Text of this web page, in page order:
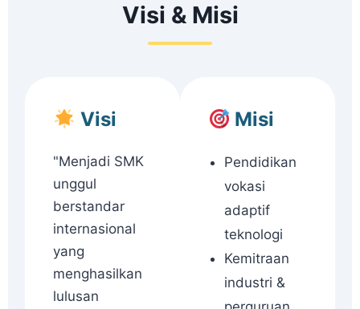
Visi & Misi
Visi
"Menjadi SMK
unggul
berstandar
internasional
yang
menghasilkan
lulusan
Misi
Pendidikan
vokasi
adaptif
teknologi
Kemitraan
industri &